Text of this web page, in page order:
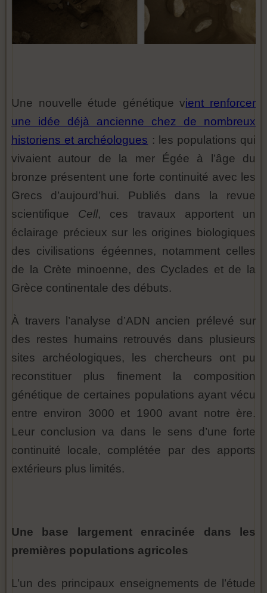
Une nouvelle étude génétique vient renforcer
une idée déjà ancienne chez de nombreux
historiens et archéologues : les populations qui
vivaient autour de la mer Égée à l’âge du
bronze présentent une forte continuité avec les
Grecs d’aujourd’hui. Publiés dans la revue
scientifique Cell, ces travaux apportent un
éclairage précieux sur les origines biologiques
des civilisations égéennes, notamment celles
de la Crète minoenne, des Cyclades et de la
Grèce continentale des débuts.
À travers l’analyse d’ADN ancien prélevé sur
des restes humains retrouvés dans plusieurs
sites archéologiques, les chercheurs ont pu
reconstituer plus finement la composition
génétique de certaines populations ayant vécu
entre environ 3000 et 1900 avant notre ère.
Leur conclusion va dans le sens d’une forte
continuité locale, complétée par des apports
extérieurs plus limités.
Une base largement enracinée dans les
premières populations agricoles
L’un des principaux enseignements de l’étude